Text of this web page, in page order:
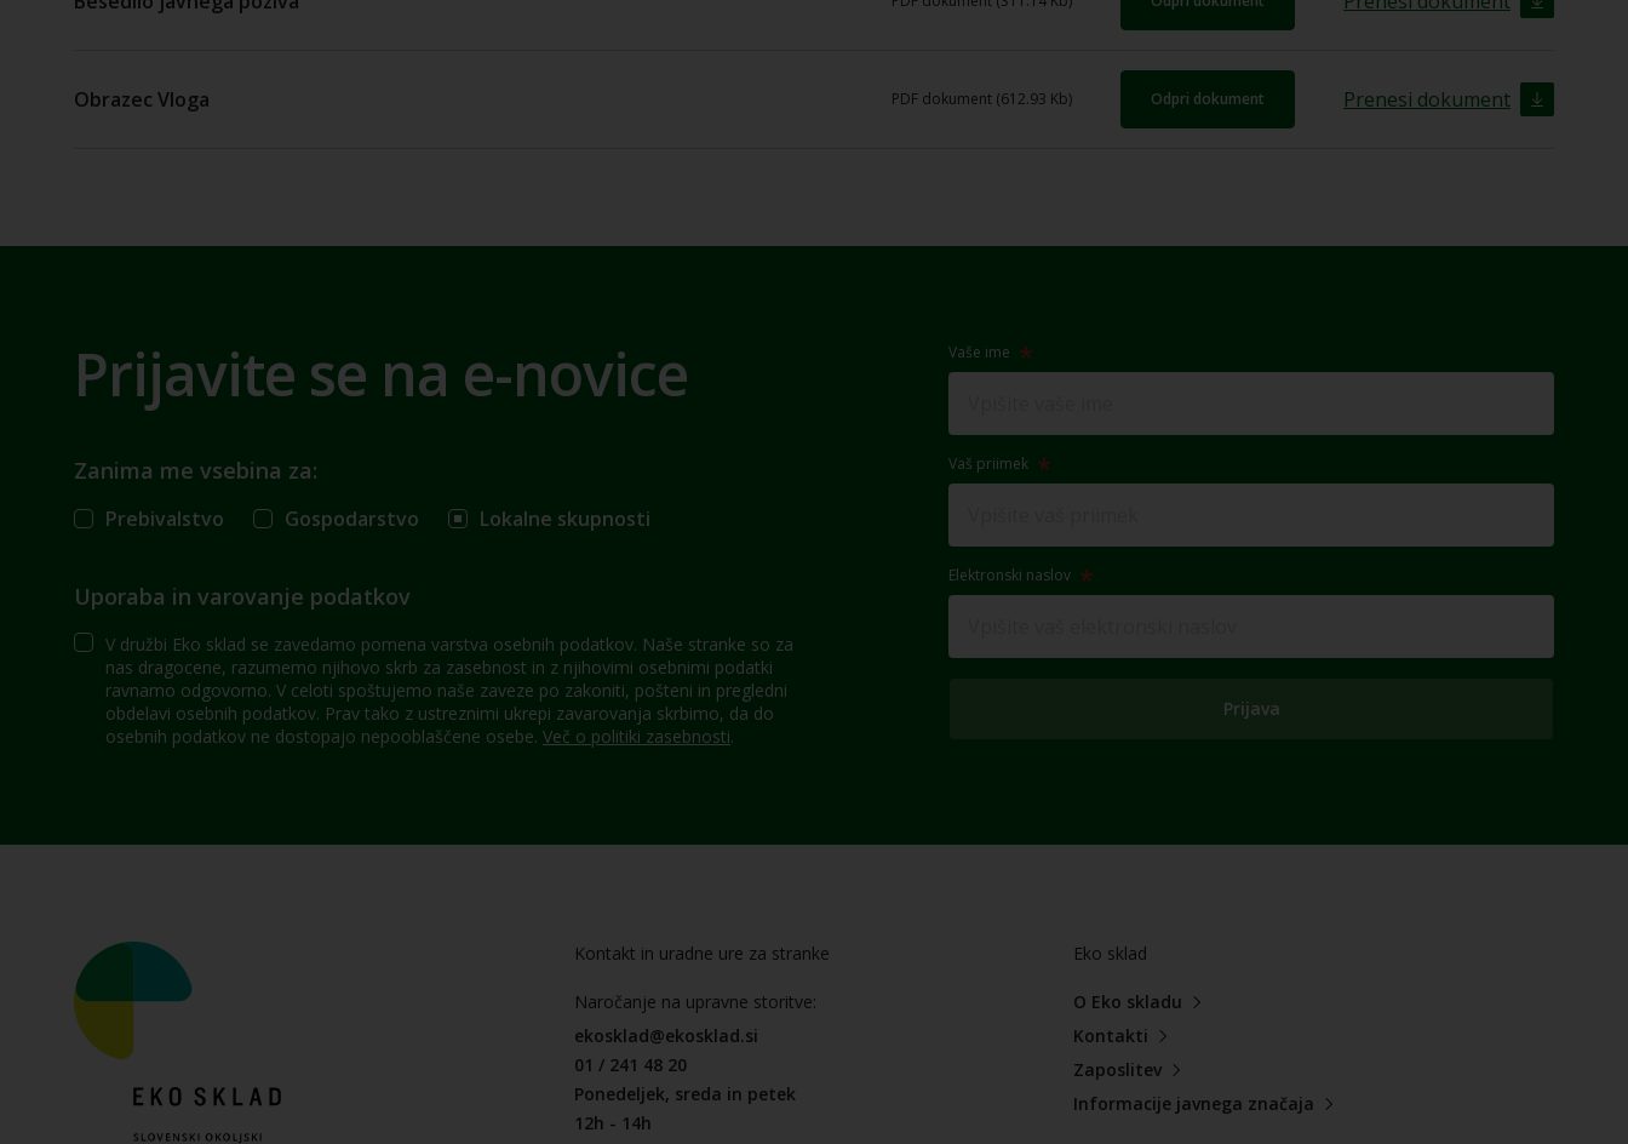
Obrazec Vloga PDF dokument (612.93 Kb) Odpri dokument Prenesi dokument
Prijavite se na e-novice
Zanima me vsebina za:
Prebivalstvo Gospodarstvo Lokalne skupnosti
Uporaba in varovanje podatkov
V družbi Eko sklad se zavedamo pomena varstva osebnih podatkov. Naše stranke so za
nas dragocene, razumemo njihovo skrb za zasebnost in z njihovimi osebnimi podatki
ravnamo odgovorno. V celoti spoštujemo naše zaveze po zakoniti, pošteni in pregledni
obdelavi osebnih podatkov. Prav tako z ustreznimi ukrepi zavarovanja skrbimo, da do
osebnih podatkov ne dostopajo nepooblaščene osebe. Več o politiki zasebnosti.
Vaše ime
Vaš priimek
Elektronski naslov
Prijava
Kontakt in uradne ure za stranke
Naročanje na upravne storitve:
ekosklad@ekosklad.si
01 / 241 48 20
Ponedeljek, sreda in petek
12h - 14h
Eko sklad
O Eko skladu
Kontakti
Zaposlitev
Informacije javnega značaja